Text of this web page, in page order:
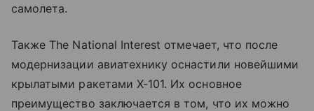
самолета.
Также The National Interest отмечает, что после
модернизации авиатехнику оснастили новейшими
крылатыми ракетами X-101. Их основное
преимущество заключается в том, что их можно